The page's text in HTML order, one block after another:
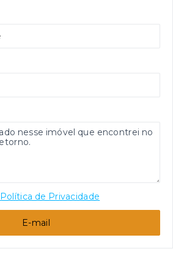
Política de Privacidade
E-mail